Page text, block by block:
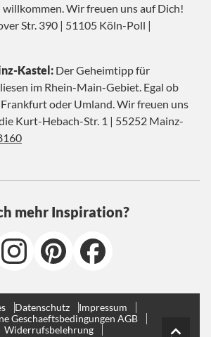
Wir freuen uns auf Dich!
Str. 390 | 51105 Köln-Poll |
Kastel: Der Geheimtipp für
im Rhein-Main-Gebiet. Egal ob
oder Umland. Wir freuen uns
Kurt-Hebach-Str. 1 | 55252 Mainz-
mehr Inspiration?
Datenschutz
Impressum
Geschaeftsbedingungen AGB
Widerrufsbelehrung